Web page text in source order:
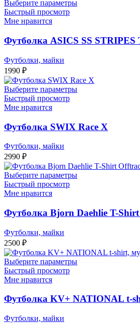
Выберите параметры
Быстрый просмотр
Мне нравится
Футболка ASICS SS
Футболки, майки
1990 ₽
Выберите параметры
Быстрый просмотр
Мне нравится
Футболка SWIX Race X
Футболки, майки
2990 ₽
Выберите параметры
Быстрый просмотр
Мне нравится
Футболка Bjorn Daehlie T-
Футболки, майки
2500 ₽
Выберите параметры
Быстрый просмотр
Мне нравится
Футболка KV+ NATIONAL t-
Футболки, майки